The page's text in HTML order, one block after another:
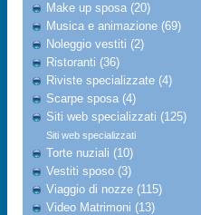
Make up sposa (20)
Musica e animazione (69)
Noleggio vestiti (2)
Ristoranti (36)
Riviste specializzate (4)
Scarpe sposa (4)
Siti web specializzati (125)
Siti web specializzati
Torte nuziali (10)
Vestiti sposo (3)
Viaggio di nozze (115)
Video Matrimoni (13)